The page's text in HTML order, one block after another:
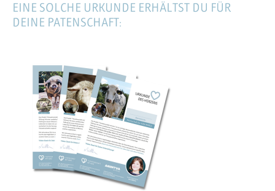
EINE SOLCHE URKUNDE ERHÄLTST DU FÜR
DEINE PATENSCHAFT: